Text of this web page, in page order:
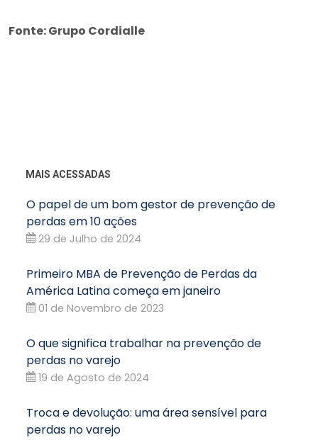
Fonte: Grupo Cordialle
MAIS ACESSADAS
O papel de um bom gestor de prevenção de
perdas em 10 ações
29 de Julho de 2024
Primeiro MBA de Prevenção de Perdas da
América Latina começa em janeiro
01 de Novembro de 2023
O que significa trabalhar na prevenção de
perdas no varejo
19 de Agosto de 2024
Troca e devolução: uma área sensível para
perdas no varejo